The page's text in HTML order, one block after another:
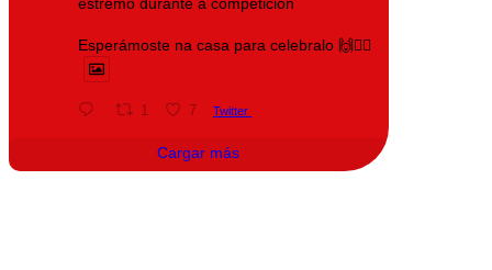
Esperámoste na casa para celebralo 🙌❤️‍🔥
1 7 Twitter
Cargar más